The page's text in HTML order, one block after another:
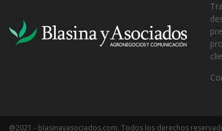
@2021 - blasinayasociados.com. Todos los derechos